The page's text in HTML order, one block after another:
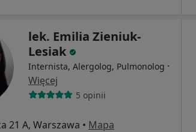
lek. Emilia Zieniuk-
Lesiak
Internista, Alergolog, Pulmonolog ·
Więcej
5 opinii
21 A, Warszawa • Mapa